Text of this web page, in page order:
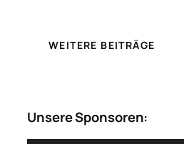
WEITERE BEITRÄGE
Unsere Sponsoren: